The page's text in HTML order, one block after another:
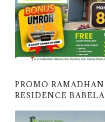
PROMO
RESIDENCE